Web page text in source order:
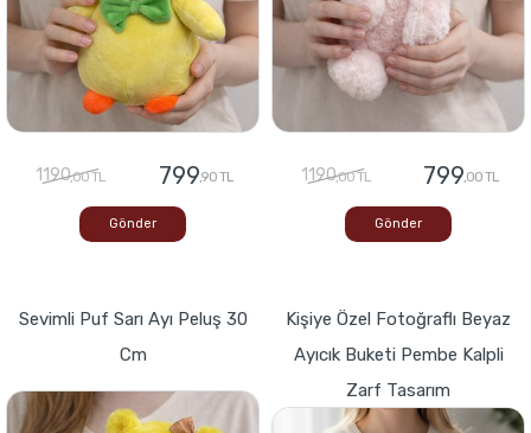
1190,00 TL 799,90 TL
Gönder
1190,00 TL 799,00 TL
Gönder
Sevimli Puf Sarı Ayı Peluş 30
Cm
Kişiye Özel Fotoğraflı Beyaz
Ayıcık Buketi Pembe Kalpli
Zarf Tasarım